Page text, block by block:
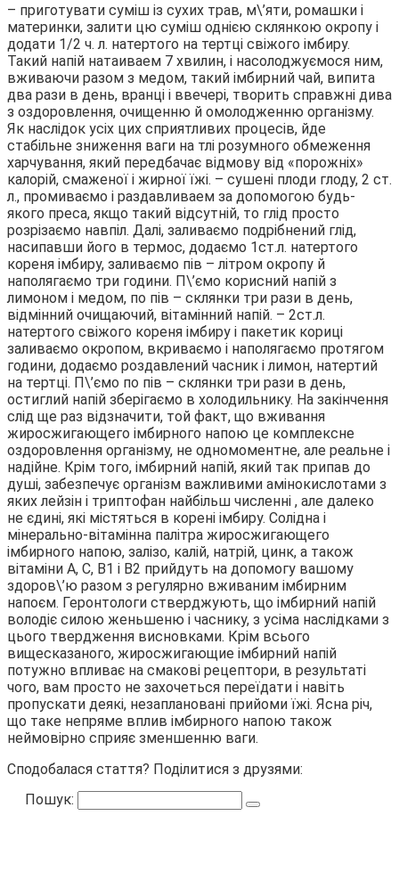
– приготувати суміш із сухих трав, м\’яти, ромашки і
материнки, залити цю суміш однією склянкою окропу і
додати 1/2 ч. л. натертого на тертці свіжого імбиру.
Такий напій натаиваем 7 хвилин, і насолоджуємося ним,
вживаючи разом з медом, такий імбирний чай, випита
два рази в день, вранці і ввечері, творить справжні дива
з оздоровлення, очищенню й омолодженню організму.
Як наслідок усіх цих сприятливих процесів, йде
стабільне зниження ваги на тлі розумного обмеження
харчування, який передбачає відмову від «порожніх»
калорій, смаженої і жирної їжі. – сушені плоди глоду, 2 ст.
л., промиваємо і раздавливаем за допомогою будь-
якого преса, якщо такий відсутній, то глід просто
розрізаємо навпіл. Далі, заливаємо подрібнений глід,
насипавши його в термос, додаємо 1ст.л. натертого
кореня імбиру, заливаємо пів – літром окропу й
наполягаємо три години. П\’ємо корисний напій з
лимоном і медом, по пів – склянки три рази в день,
відмінний очищаючий, вітамінний напій. – 2ст.л.
натертого свіжого кореня імбиру і пакетик кориці
заливаємо окропом, вкриваємо і наполягаємо протягом
години, додаємо роздавлений часник і лимон, натертий
на тертці. П\’ємо по пів – склянки три рази в день,
остиглий напій зберігаємо в холодильнику. На закінчення
слід ще раз відзначити, той факт, що вживання
жиросжигающего імбирного напою це комплексне
оздоровлення організму, не одномоментне, але реальне і
надійне. Крім того, імбирний напій, який так припав до
душі, забезпечує організм важливими амінокислотами з
яких лейзін і триптофан найбільш численні , але далеко
не єдині, які містяться в корені імбиру. Солідна і
мінерально-вітамінна палітра жиросжигающего
імбирного напою, залізо, калій, натрій, цинк, а також
вітаміни А, С, В1 і В2 прийдуть на допомогу вашому
здоров\’ю разом з регулярно вживаним імбирним
напоєм. Геронтологи стверджують, що імбирний напій
володіє силою женьшеню і часнику, з усіма наслідками з
цього твердження висновками. Крім всього
вищесказаного, жиросжигающие імбирний напій
потужно впливає на смакові рецептори, в результаті
чого, вам просто не захочеться переїдати і навіть
пропускати деякі, незаплановані прийоми їжі. Ясна річ,
що таке непряме вплив імбирного напою також
неймовірно сприяє зменшенню ваги.
Сподобалася стаття? Поділитися з друзями:
Пошук: